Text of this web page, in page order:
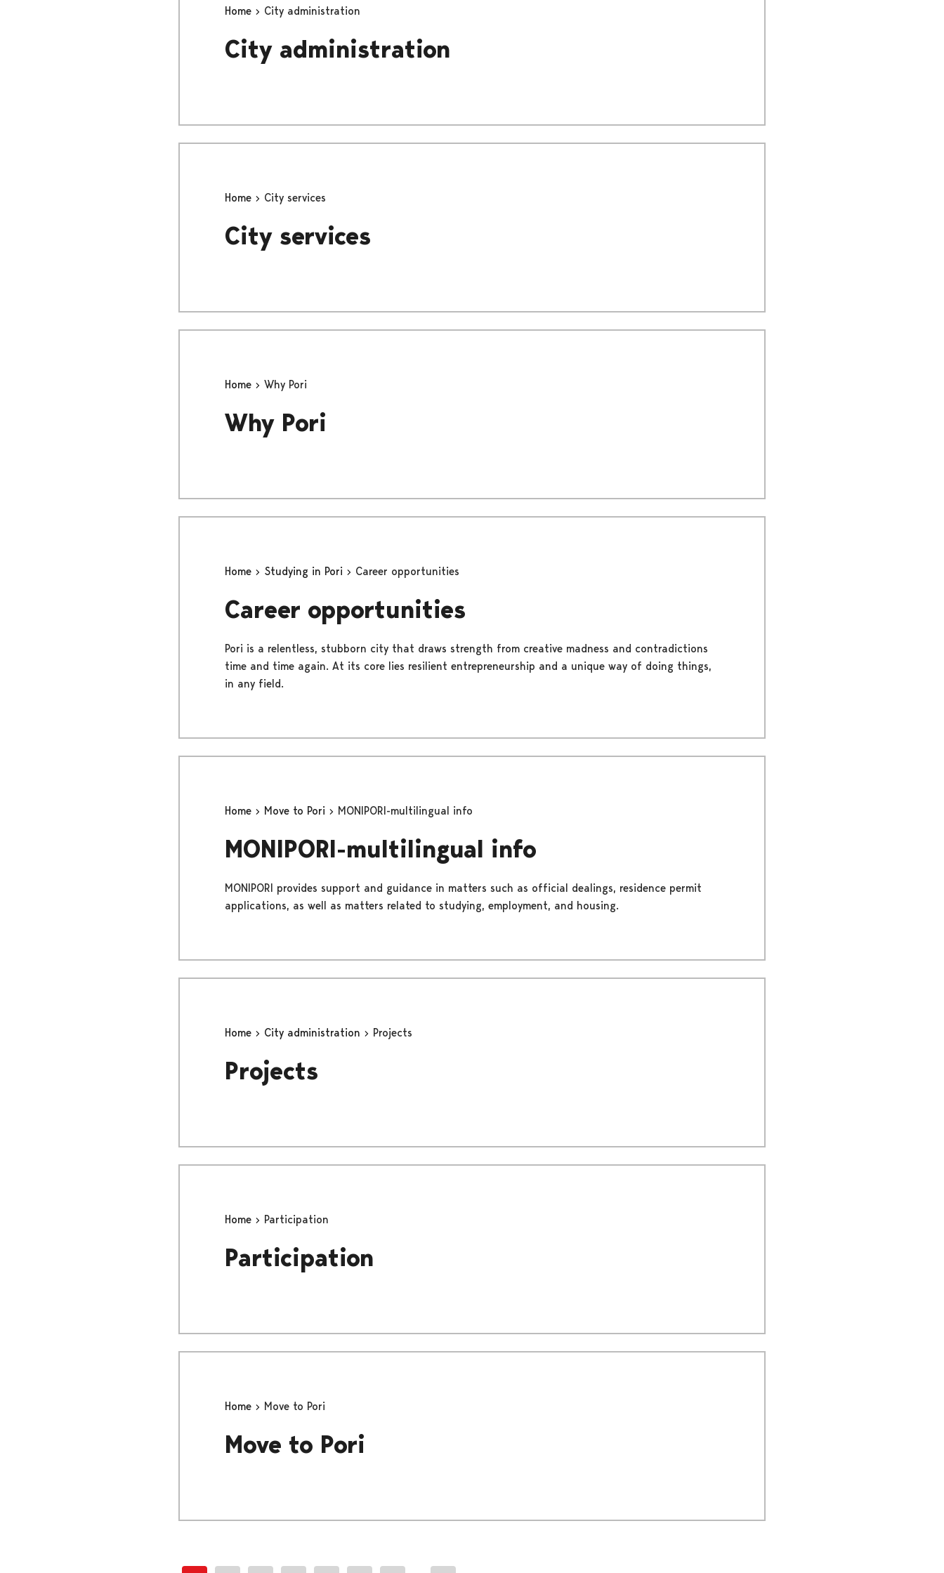
Home City administration
City administration
Home City services
City services
Home Why Pori
Why Pori
Home Studying in Pori Career opportunities
Career opportunities
Pori is a relentless, stubborn city that draws strength from creative madness and contradictions
time and time again. At its core lies resilient entrepreneurship and a unique way of doing things,
in any field.
Home Move to Pori MONIPORI-multilingual info
MONIPORI-multilingual info
MONIPORI provides support and guidance in matters such as official dealings, residence permit
applications, as well as matters related to studying, employment, and housing.
Home City administration Projects
Projects
Home Participation
Participation
Home Move to Pori
Move to Pori